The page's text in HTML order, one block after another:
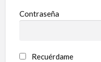
Contraseña
Recuérdame